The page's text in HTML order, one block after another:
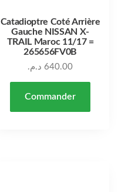
Catadioptre Coté Arrière
Gauche NISSAN X-
TRAIL Maroc 11/17 =
265656FV0B
640.00 د.م.
Commander